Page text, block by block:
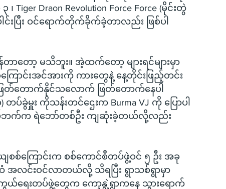
Tiger Draon Revolution Force Force (မိုင်းတွဲ
ေါင်းပြီး ဝင်ရောက်တိုက်ခိုက်ခဲ့တာလည်း ဖြစ်ပါ
တာတော့ မသိဘူး။ အဲ့ထက်တော့ များရင်များမှာ
ောင်းအင်အားကို ကားတွေနဲ့ နေ့တိုင်းဖြည့်တင်း
တောက်နိုင်သလောက် ဖြတ်တောက်နေပါ
တပ်ခွဲမှူး ကိုသန်းတင်ဌေးက Burma VJ ကို ပြောပါ
ပ်ဘက်က ရဲဘော်တစ်ဦး ကျဆုံးခဲ့တယ်လို့လည်း
စ်ကြောင်းက စစ်ကောင်စီတပ်ဖွဲ့ဝင် ၅ ဦး အခု
ထံ အလင်းဝင်လာတယ်လို့ သိရပြီး ရွာသစ်ရွာမှာ
ရေးတပ်ဖွဲ့တွေက ကော့နွဲ့ရွာကနေ သွားရောက်